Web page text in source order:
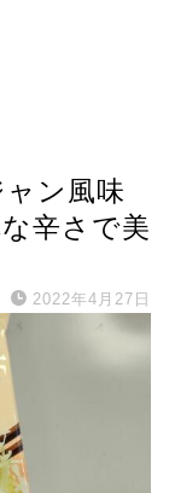
ン風味
辛さで美
2022年4月27日